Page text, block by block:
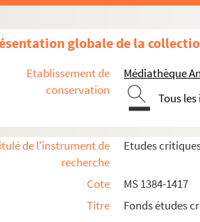
globale de la
Etablissement de
conservation
Médiathèque
Tous
de l'instrument de
recherche
Etudes
Cote
MS 1384-1417
Titre
Fonds études
MS 1386. Etudes historiques, littéraires
MS 1388. Etudes historiques, littéraires
MS 1389. Etudes historiques et
MS 1390. Etudes historiques, critiques
MS 1391. Etudes historiques publiées
MS 1392. Etudes historiques tirées du
MS 1393. Etudes historiques, littéraires
MS 1394. Etudes hitoriques, littéraires